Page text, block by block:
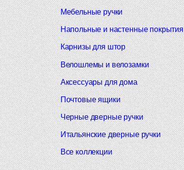
Мебельные ручки
Напольные и настенные покрытия
Карнизы для штор
Велошлемы и велозамки
Аксессуары для дома
Почтовые ящики
Черные дверные ручки
Итальянские дверные ручки
Все коллекции